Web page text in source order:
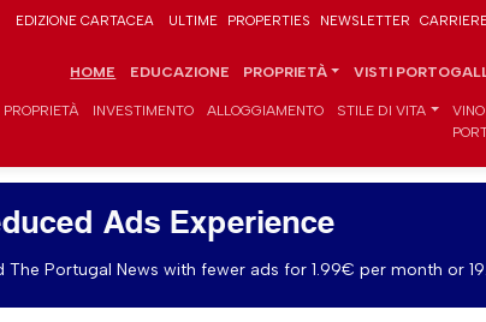
EDIZIONE CARTACEA ULTIME PROPERTIES NEWSLETTER
HOME EDUCAZIONE PROPRIETÀ VISTI
PROPRIETÀ INVESTIMENTO ALLOGGIAMENTO STILE DI VITA
Ads Experience
The Portugal News with fewer ads for 1.99€ per month or